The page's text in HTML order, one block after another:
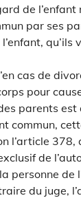
de
par ses
qu’ils
cas de
pour
parents
commun,
l’article 378,
de
personne de
du juge,